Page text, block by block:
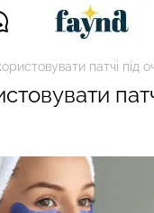
патчі під